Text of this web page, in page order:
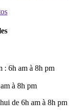
: 6h am à 8h pm
à 8h pm
de 6h am à 8h pm